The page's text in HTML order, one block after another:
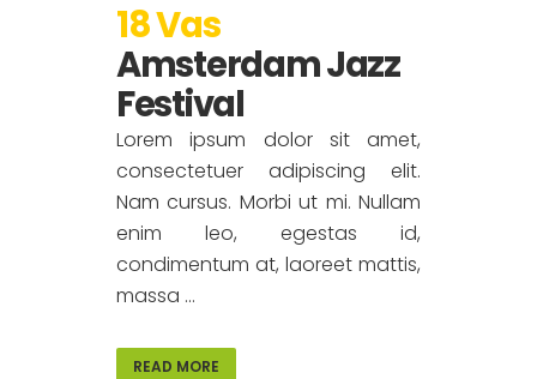
18 Vas
Amsterdam Jazz
Festival
Lorem ipsum dolor sit amet,
consectetuer adipiscing elit.
Nam cursus. Morbi ut mi. Nullam
enim leo, egestas id,
condimentum at, laoreet mattis,
massa ...
READ MORE